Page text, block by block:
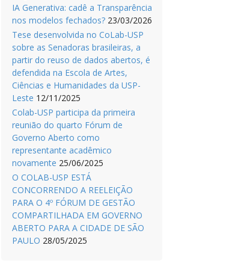
IA Generativa: cadê a Transparência
nos modelos fechados? 23/03/2026
Tese desenvolvida no CoLab-USP
sobre as Senadoras brasileiras, a
partir do reuso de dados abertos, é
defendida na Escola de Artes,
Ciências e Humanidades da USP-
Leste 12/11/2025
Colab-USP participa da primeira
reunião do quarto Fórum de
Governo Aberto como
representante acadêmico
novamente 25/06/2025
O COLAB-USP ESTÁ
CONCORRENDO A REELEIÇÃO
PARA O 4º FÓRUM DE GESTÃO
COMPARTILHADA EM GOVERNO
ABERTO PARA A CIDADE DE SÃO
PAULO 28/05/2025